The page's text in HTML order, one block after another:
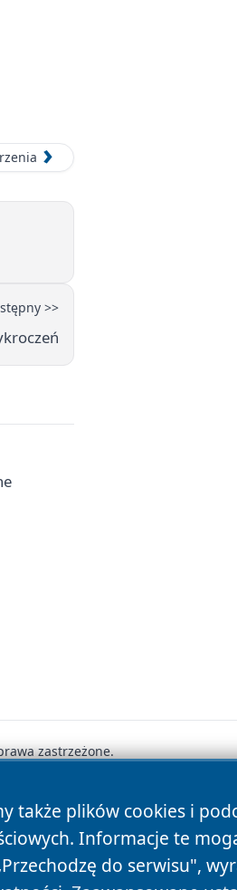
>>
także plików cookies i
Informacje te
do serwisu",
zastrzeżone.
Cookies